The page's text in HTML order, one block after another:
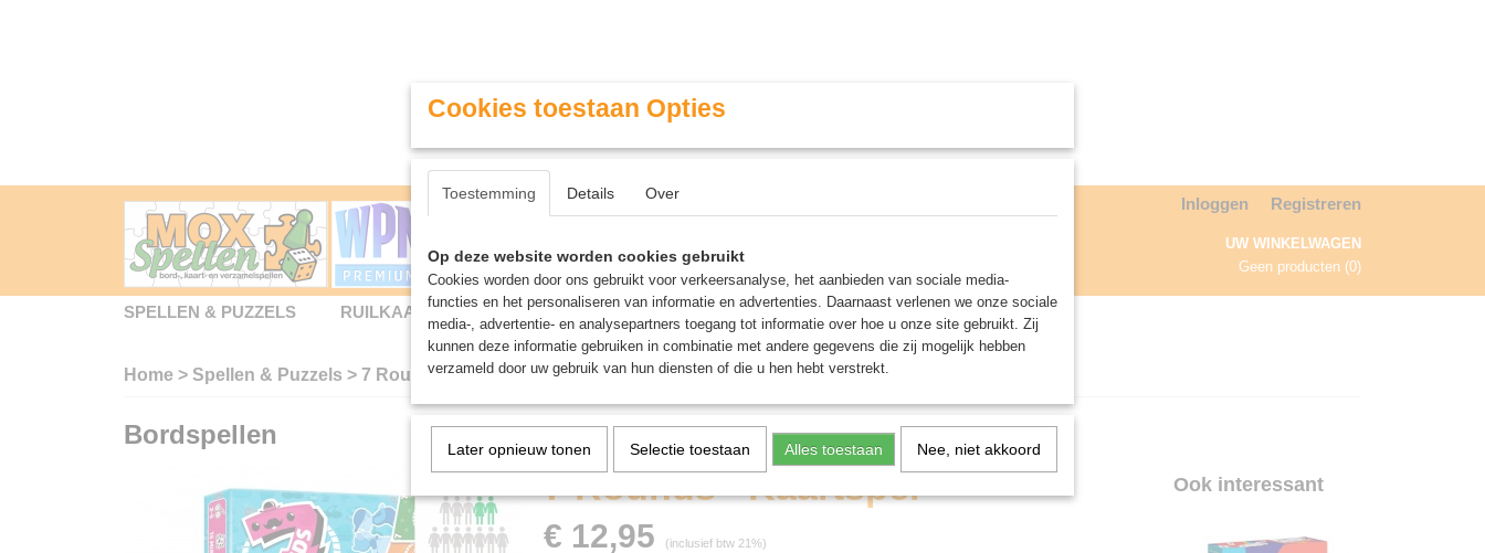
Contact & Openingstijden Inloggen Registreren
UW WINKELWAGEN
Geen producten (0)
SPELLEN & PUZZELS RUILKAARTEN MINIATURE GAMING ROLE PLAYING GAMES AGENDA
Home > Spellen & Puzzels > 7 Rounds - Kaartspel
Bordspellen
7 Rounds - Kaartspel
€ 12,95 (inclusief btw 21%)
Ook interessant
Cookies toestaan Opties
Toestemming Details Over
Op deze website worden cookies gebruikt
Cookies worden door ons gebruikt voor verkeersanalyse, het aanbieden van sociale media-
functies en het personaliseren van informatie en advertenties. Daarnaast verlenen we onze sociale
media-, advertentie- en analysepartners toegang tot informatie over hoe u onze site gebruikt. Zij
kunnen deze informatie gebruiken in combinatie met andere gegevens die zij mogelijk hebben
verzameld door uw gebruik van hun diensten of die u hen hebt verstrekt.
Later opnieuw tonen Selectie toestaan Alles toestaan Nee, niet akkoord